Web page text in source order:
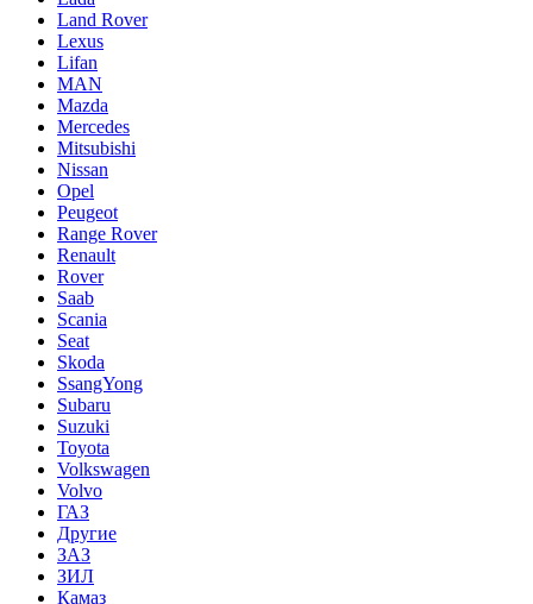
Land Rover
Lexus
Lifan
MAN
Mazda
Mercedes
Mitsubishi
Nissan
Opel
Peugeot
Range Rover
Renault
Rover
Saab
Scania
Seat
Skoda
SsangYong
Subaru
Suzuki
Toyota
Volkswagen
Volvo
ГАЗ
Другие
ЗАЗ
ЗИЛ
Камаз